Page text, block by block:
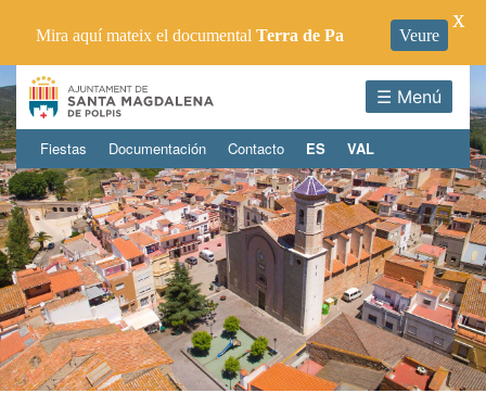
☰ Menú
Fiestas Documentación Contacto ES VAL
Mira aquí mateix el documental Terra de Pa Veure
X